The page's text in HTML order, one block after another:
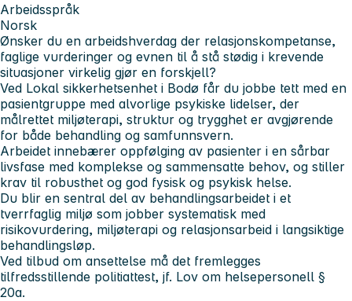
Arbeidsspråk
Norsk
Ønsker du en arbeidshverdag der relasjonskompetanse,
faglige vurderinger og evnen til å stå stødig i krevende
situasjoner virkelig gjør en forskjell?
Ved Lokal sikkerhetsenhet i Bodø får du jobbe tett med en
pasientgruppe med alvorlige psykiske lidelser, der
målrettet miljøterapi, struktur og trygghet er avgjørende
for både behandling og samfunnsvern.
Arbeidet innebærer oppfølging av pasienter i en sårbar
livsfase med komplekse og sammensatte behov, og stiller
krav til robusthet og god fysisk og psykisk helse.
Du blir en sentral del av behandlingsarbeidet i et
tverrfaglig miljø som jobber systematisk med
risikovurdering, miljøterapi og relasjonsarbeid i langsiktige
behandlingsløp.
Ved tilbud om ansettelse må det fremlegges
tilfredsstillende politiattest, jf. Lov om helsepersonell §
20a.